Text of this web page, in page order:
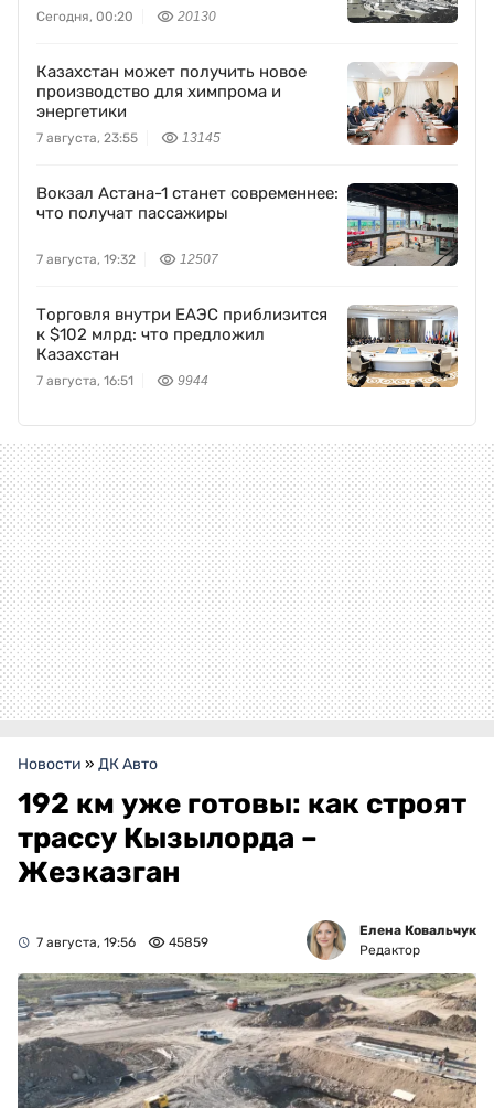
Сегодня, 00:20 20130
Казахстан может получить новое
производство для химпрома и
энергетики
7 августа, 23:55 13145
Вокзал Астана-1 станет современнее:
что получат пассажиры
7 августа, 19:32 12507
Торговля внутри ЕАЭС приблизится
к $102 млрд: что предложил
Казахстан
7 августа, 16:51 9944
Новости » ДК Авто
192 км уже готовы: как строят
трассу Кызылорда –
Жезказган
7 августа, 19:56 45859
Елена Ковальчук
Редактор